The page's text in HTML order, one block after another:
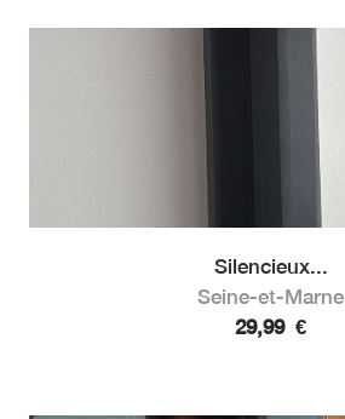
Silencieux...
Seine-et-Marne
29,99 €